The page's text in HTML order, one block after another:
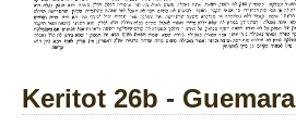
Keritot 26b - Guemara